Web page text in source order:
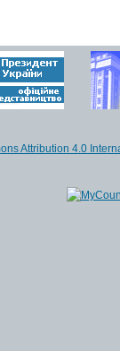
Attribution 4.0